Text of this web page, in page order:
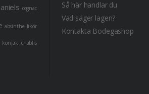
cognac
absinthe likör
konjak chablis
Så här handlar du
Vad säger lagen?
Kontakta Bodegashop